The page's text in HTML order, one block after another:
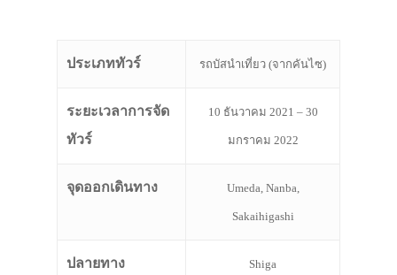
ประเภททัวร์ รถบัสนำเที่ยว (จากคันไซ)
ระยะเวลาการจัด
ทัวร์
10 ธันวาคม 2021 – 30
มกราคม 2022
จุดออกเดินทาง Umeda, Nanba,
Sakaihigashi
ปลายทาง Shiga